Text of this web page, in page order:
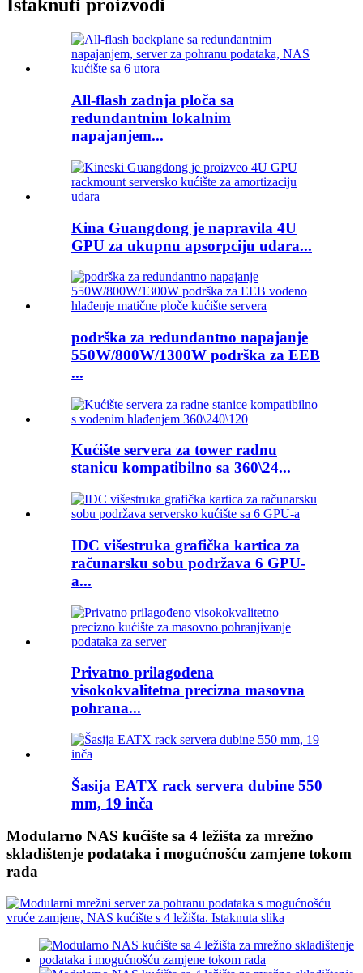
Istaknuti proizvodi
All-flash zadnja ploča sa
redundantnim lokalnim
napajanjem...
Kina Guangdong je napravila 4U
GPU za ukupnu apsorpciju udara...
podrška za redundantno napajanje
550W/800W/1300W podrška za EEB
...
Kućište servera za tower radnu
stanicu kompatibilno sa 360\24...
IDC višestruka grafička kartica za
računarsku sobu podržava 6 GPU-
a...
Privatno prilagođena
visokokvalitetna precizna masovna
pohrana...
Šasija EATX rack servera dubine 550
mm, 19 inča
Modularno NAS kućište sa 4 ležišta za mrežno
skladištenje podataka i mogućnošću zamjene tokom
rada